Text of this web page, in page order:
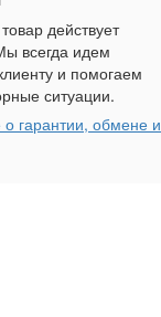
действует
всегда идем
и помогаем
ситуации.
гарантии, обмене и